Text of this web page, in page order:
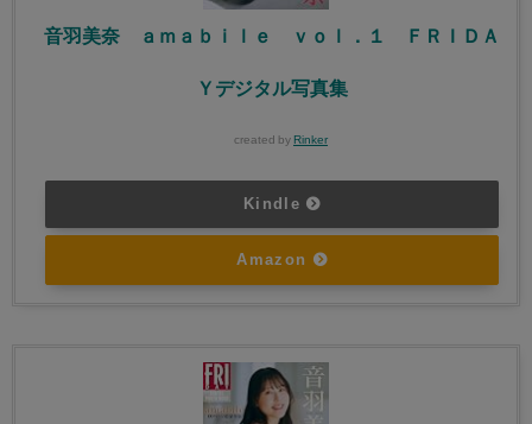
音羽美奈 ａｍａｂｉｌｅ ｖｏｌ．１ ＦＲＩＤＡ
Ｙデジタル写真集
created by Rinker
Kindle
Amazon